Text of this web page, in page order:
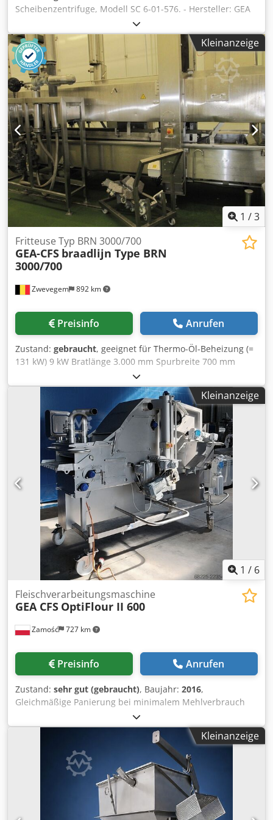
Scheibenzentrifuge, Modell SC 6-01-576. - Hersteller: GEA
Westfalia - Modell: SC 6-01-576 - Zulässige Dichte des zu
behandelnden Produkts: schwere Flüssigphase 1,1 kg/dm3
und Feststoffphase 1,4 kg/dm3 - Maximaldrehzahl: 11.970
U/min - Antrieb: Flanschelektromotor mit Kupplung 5,5 kW,
1740 U/min, 50 Hz, Ex II 2 G Ausführung - Inklusive:
Schaltschrank mit Bedientafel Credozbucujpfx Aqvsf - Auf
einem Grundrahmen (Skid) montiert
Kleinanzeige
1 /3
Zwevegem 892 km
Fritteuse Typ BRN 3000/700
GEA-CFS braadlijn Type BRN
3000/700
Preisinfo Anrufen
Zustand: gebraucht, geeignet für Thermo-Öl-Beheizung (=
131 kW) 9 kW Bratlänge 3.000 mm Spurbreite 700 mm
Unten- und Obenband Teflon Einführband 1.200 mm
zusätzliches Produkt Einführband Ausführband stufenlose
Geschwindigkeit geeignet für Feuerschutz geeignet für CIP-
Reinigung Öl Ümwälpumpe Ölniveaukontrolle Filter
Csdezldxrepfx Aqvjrf Schmutztransport Hebevorrichtung
Abmessungen (L x B x H) : ± 6.850 mm x 2.000 x 3.400 mm
Kleinanzeige
1 / 6
Zamość 727 km
Fleischverarbeitungsmaschine
GEA CFS OptiFlour II 600
Preisinfo Anrufen
Zustand: sehr gut (gebraucht), Baujahr: 2016,
Gleichmäßige Panierung bei minimalem Mehlverbrauch
Die GEA OptiFlour II 600 Mehlauftragsmaschine ist eine
Anlage, die für die präzise und gleichmäßige Applikation
von Mehl, Panade oder Gewürzen auf Lebensmittel vor der
Weiterverarbeitung konzipiert ist. Die Maschine nutzt die
patentierte Dosiertechnologie von GEA, die in der Branche
für ihre hohe Reproduzierbarkeit der Produktbeschichtung
und gleichzeitige Minimierung des Verbrauchs von
Beschichtungsmaterialien hoch geschätzt wird. Technische
Daten der GEA OptiFlour II 600 Auftragsmaschine
Kleinanzeige